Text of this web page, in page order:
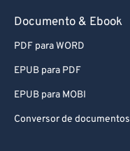
Documento & Ebook
PDF para WORD
EPUB para PDF
EPUB para MOBI
Conversor de documentos